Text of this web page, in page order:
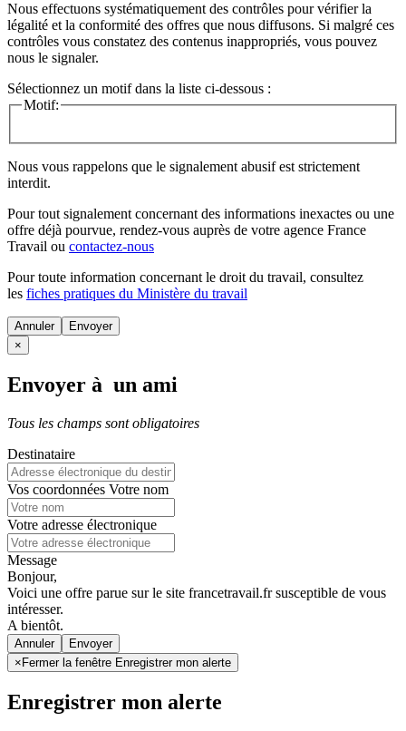
Nous effectuons systématiquement des contrôles pour vérifier la
légalité et la conformité des offres que nous diffusons. Si malgré ces
contrôles vous constatez des contenus inappropriés, vous pouvez
nous le signaler.
Sélectionnez un motif dans la liste ci-dessous :
Motif:
Nous vous rappelons que le signalement abusif est strictement
interdit.
Pour tout signalement concernant des informations inexactes ou une
offre déjà pourvue, rendez-vous auprès de votre agence France
Travail ou contactez-nous
Pour toute information concernant le droit du travail, consultez
les fiches pratiques du Ministère du travail
Annuler
×
Envoyer à un ami
Tous les champs sont obligatoires
Destinataire
Vos coordonnées Votre nom
Votre adresse électronique
Message
Bonjour,
Voici une offre parue sur le site francetravail.fr susceptible de vous
intéresser.
A bientôt.
Annuler
× Fermer la fenêtre Enregistrer mon alerte
Enregistrer mon alerte